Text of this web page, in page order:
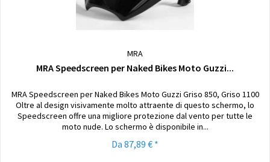
MRA
MRA Speedscreen per Naked Bikes Moto Guzzi...
MRA Speedscreen per Naked Bikes Moto Guzzi Griso 850, Griso 1100
Oltre al design visivamente molto attraente di questo schermo, lo
Speedscreen offre una migliore protezione dal vento per tutte le
moto nude. Lo schermo è disponibile in...
Da 87,89 € *